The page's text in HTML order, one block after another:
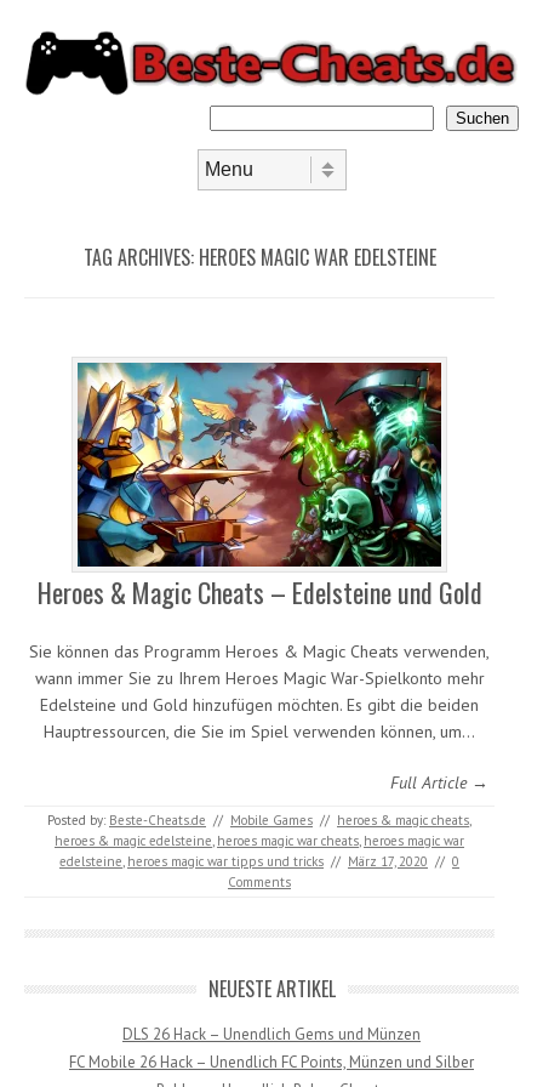
Suchen
TAG ARCHIVES: HEROES MAGIC WAR EDELSTEINE
Heroes & Magic Cheats – Edelsteine und Gold
Sie können das Programm Heroes & Magic Cheats verwenden,
wann immer Sie zu Ihrem Heroes Magic War-Spielkonto mehr
Edelsteine und Gold hinzufügen möchten. Es gibt die beiden
Hauptressourcen, die Sie im Spiel verwenden können, um…
Full Article →
Posted by: Beste-Cheats.de // Mobile Games // heroes & magic cheats
heroes & magic edelsteine heroes magic war cheats heroes magic war
edelsteine heroes magic war tipps und tricks // März 17, 2020 // 0
Comments
NEUESTE ARTIKEL
DLS 26 Hack – Unendlich Gems und Münzen
FC Mobile 26 Hack – Unendlich FC Points, Münzen und Silber